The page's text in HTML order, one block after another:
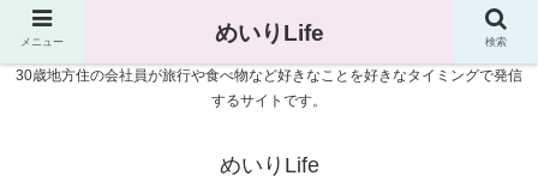
30歳地方住の会社員が旅行や食べ物など好きなことを好きなタイミングで発信
するサイトです。
めいりLife
メニュー めいりLife 検索